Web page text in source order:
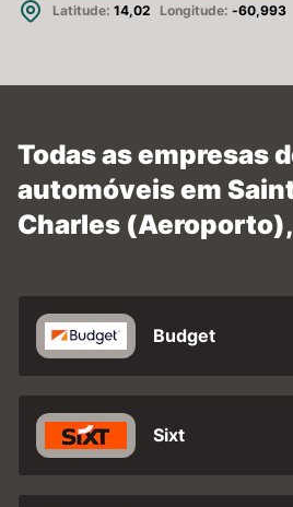
Latitude: 14,02 Longitude: -60,993
Todas as empresas
automóveis em
Charles
Budget
Sixt